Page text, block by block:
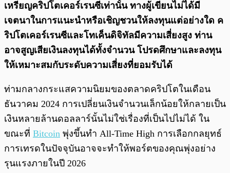
เหรียญคริปโตเคอร์เรนซีเท่านั้น ทางผู้เขียนไม่ได้มี
เจตนาในการแนะนำหรือเชิญชวนให้ลงทุนแต่อย่างใด ค
ริปโตเคอร์เรนซีและโทเค็นดิจิทัลมีความเสี่ยงสูง ท่าน
อาจสูญเสียเงินลงทุนได้ทั้งจํานวน โปรดศึกษาและลงทุน
ให้เหมาะสมกับระดับความเสี่ยงที่ยอมรับได้
ท่ามกลางกระแสความนิยมของตลาดคริปโตในเดือน
ธันวาคม 2024 การเปลี่ยนเงินจำนวนเล็กน้อยให้กลายเป็น
เงินหลายล้านดอลลาร์นั้นไม่ใช่เรื่องที่เป็นไปไม่ได้ ใน
ขณะที่ Bitcoin พุ่งขึ้นทำ All-Time High การเลือกกลยุทธ์
การเทรดในปัจจุบันอาจจะทำให้พอร์ตของคุณพุ่งอย่าง
รุนแรงภายในปี 2026